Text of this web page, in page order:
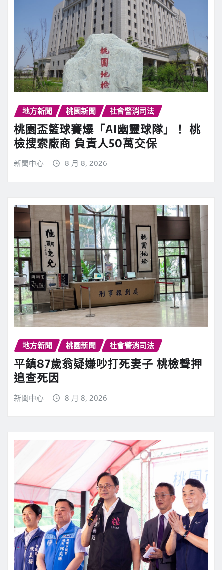
地方新聞 桃園新聞 社會警消司法
桃園盃籃球賽爆「AI幽靈球隊」！ 桃
檢搜索廠商 負責人50萬交保
新聞中心 8 月 8, 2026
地方新聞 桃園新聞 社會警消司法
平鎮87歲翁疑嫌吵打死妻子 桃檢聲押
追查死因
新聞中心 8 月 8, 2026